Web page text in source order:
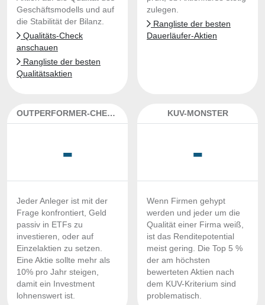
Geschäftsmodells und auf
die Stabilität der Bilanz.
Qualitäts-Check
anschauen
Rangliste der besten
Qualitätsaktien
zulegen.
Rangliste der besten
Dauerläufer-Aktien
OUTPERFORMER-CHECK
-
Jeder Anleger ist mit der
Frage konfrontiert, Geld
passiv in ETFs zu
investieren, oder auf
Einzelaktien zu setzen.
Eine Aktie sollte mehr als
10% pro Jahr steigen,
damit ein Investment
lohnenswert ist.
KUV-MONSTER
-
Wenn Firmen gehypt
werden und jeder um die
Qualität einer Firma weiß,
ist das Renditepotential
meist gering. Die Top 5 %
der am höchsten
bewerteten Aktien nach
dem KUV-Kriterium sind
problematisch.